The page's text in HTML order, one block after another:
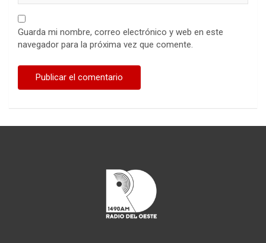
Guarda mi nombre, correo electrónico y web en este
navegador para la próxima vez que comente.